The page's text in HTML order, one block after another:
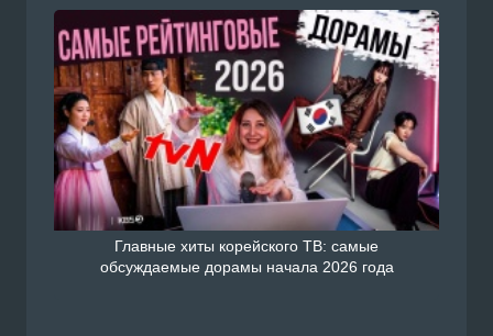
Главные хиты корейского ТВ: самые
обсуждаемые дорамы начала 2026 года